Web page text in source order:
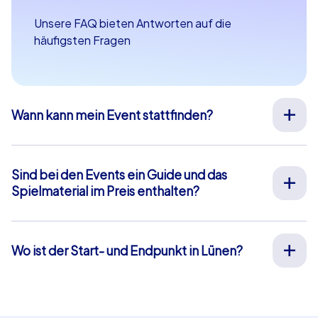
Unsere FAQ bieten Antworten auf die
häufigsten Fragen
Wann kann mein Event stattfinden?
Wir organisieren unsere Teamevents für Sie an Ihrem
Wunschtermin an 365 Tagen im Jahr. Wenn Sie erfahren
möchten ob Ihr Wunschtermin noch verfügbar ist,
fragen Siehiergleich Ihr unverbindliches Angebot an.
Die Startzeit Ihres Events können Sie frei zwischen 9-
Sind bei den Events ein Guide und das
Spielmaterial im Preis enthalten?
Ort-Betreuung durch unsere Guides als auch die
Bereitstellung aller Materialien im Preis enthalten,
sodass Sie sich vorab um nichts weiter kümmern
Wo ist der Start- und Endpunkt in Lünen?
Der Start- und Endpunkt in Lünen ist: Willy-Brandt-